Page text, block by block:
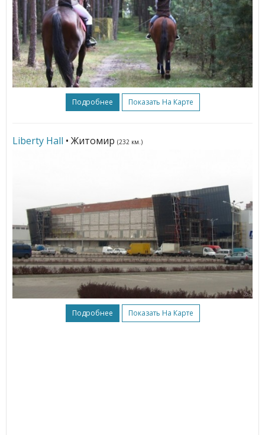
Подробнее Показать На Карте
Liberty Hall • Житомир (232 км.)
Подробнее Показать На Карте